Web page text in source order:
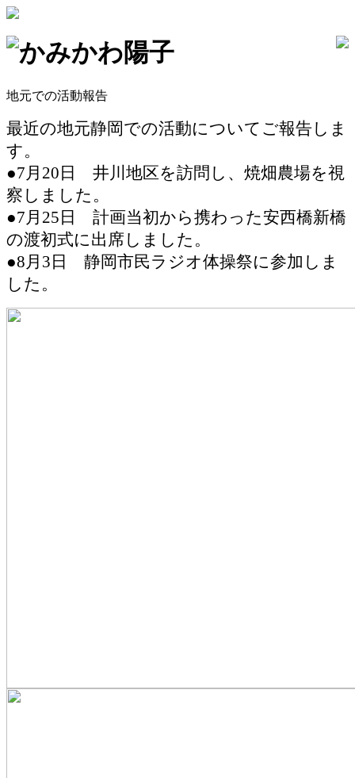
かみかわ陽子
地元での活動報告
最近の地元静岡での活動についてご報告しま
す。
●7月20日 井川地区を訪問し、焼畑農場を視
察しました。
●7月25日 計画当初から携わった安西橋新橋
の渡初式に出席しました。
●8月3日 静岡市民ラジオ体操祭に参加しま
した。